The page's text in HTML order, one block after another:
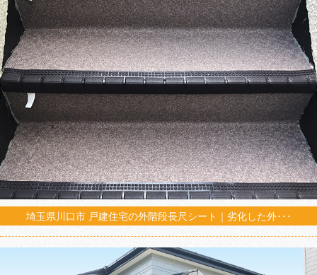
埼玉県川口市 戸建住宅の外階段長尺シート｜劣化した外･･･